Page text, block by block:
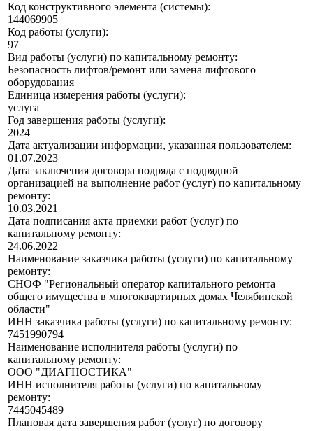
Код конструктивного элемента (системы):
144069905
Код работы (услуги):
97
Вид работы (услуги) по капитальному ремонту:
Безопасность лифтов/ремонт или замена лифтового
оборудования
Единица измерения работы (услуги):
услуга
Год завершения работы (услуги):
2024
Дата актуализации информации, указанная пользователем:
01.07.2023
Дата заключения договора подряда с подрядной
организацией на выполнение работ (услуг) по капитальному
ремонту:
10.03.2021
Дата подписания акта приемки работ (услуг) по
капитальному ремонту:
24.06.2022
Наименование заказчика работы (услуги) по капитальному
ремонту:
СНОФ "Региональный оператор капитального ремонта
общего имущества в многоквартирных домах Челябинской
области"
ИНН заказчика работы (услуги) по капитальному ремонту:
7451990794
Наименование исполнителя работы (услуги) по
капитальному ремонту:
ООО "ДИАГНОСТИКА"
ИНН исполнителя работы (услуги) по капитальному
ремонту:
7445045489
Плановая дата завершения работ (услуг) по договору